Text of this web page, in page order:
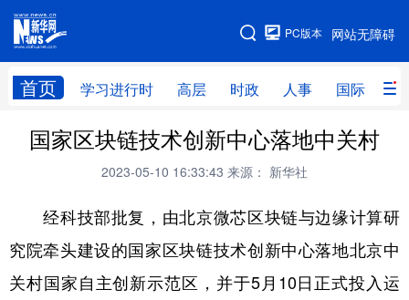
网站无障碍
PC版本
首页 学习进行时 高层 时政 人事 国际 财
网站地图
学习进行时 高层 时政 人事
财经 网评
台湾 思客智库 全球连线 教育
科技 科创 量子 体育
文化 书画 健康 军事
国家区块链技术创新中心落地中关村
2023-05-10 16:33:43 来源： 新华社
经科技部批复，由北京微芯区块链与边缘计算研
究院牵头建设的国家区块链技术创新中心落地北京中
关村国家自主创新示范区，并于5月10日正式投入运